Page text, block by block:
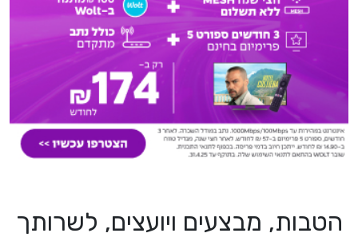
הטבות, מבצעים ויועצים, לשרותך